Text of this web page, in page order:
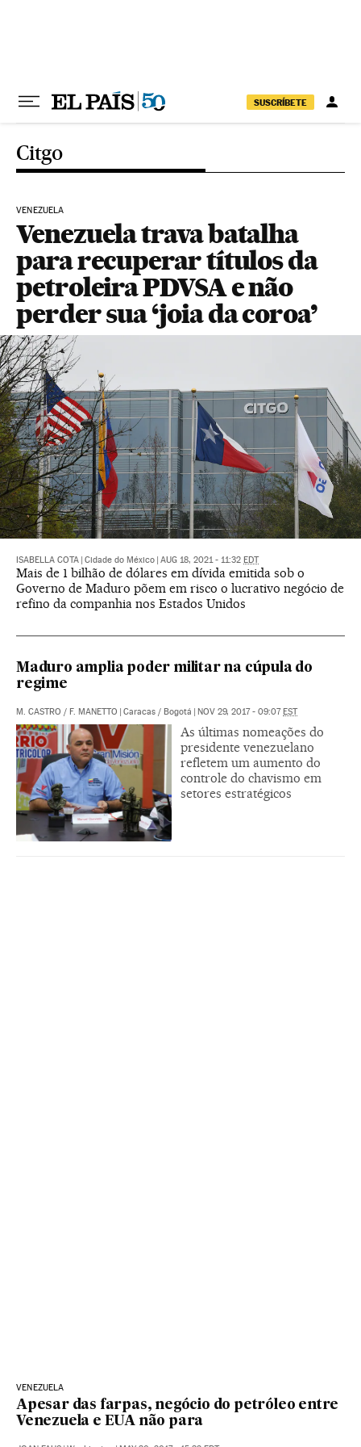
SUSCRÍBETE
Citgo
VENEZUELA
Venezuela trava batalha
para recuperar títulos da
petroleira PDVSA e não
perder sua ‘joia da coroa’
ISABELLA COTA Cidade do México AUG 18, 2021 - 11:32 EDT
Mais de 1 bilhão de dólares em dívida emitida sob o
Governo de Maduro põem em risco o lucrativo negócio de
refino da companhia nos Estados Unidos
Maduro amplia poder militar na cúpula do
regime
M. CASTRO / F. MANETTO Caracas / Bogotá NOV 29, 2017 - 09:07 EST
As últimas nomeações do
presidente venezuelano
refletem um aumento do
controle do chavismo em
setores estratégicos
VENEZUELA
Apesar das farpas, negócio do petróleo entre
Venezuela e EUA não para